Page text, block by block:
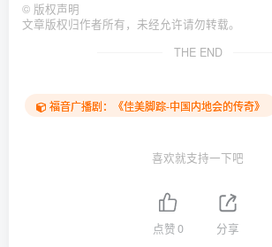
© 版权声明
文章版权归作者所有，未经允许请勿转载。
THE END
福音广播剧：《佳美脚踪-中国内地会的传奇》
喜欢就支持一下吧
点赞0 分享